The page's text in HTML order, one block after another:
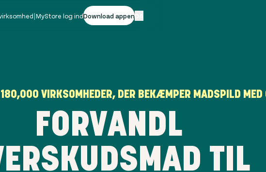
|MyStore log indDownload appen
180,000 VIRKSOMHEDER, DER BEKÆMPER MADSPILD MED
FORVANDL
TIL